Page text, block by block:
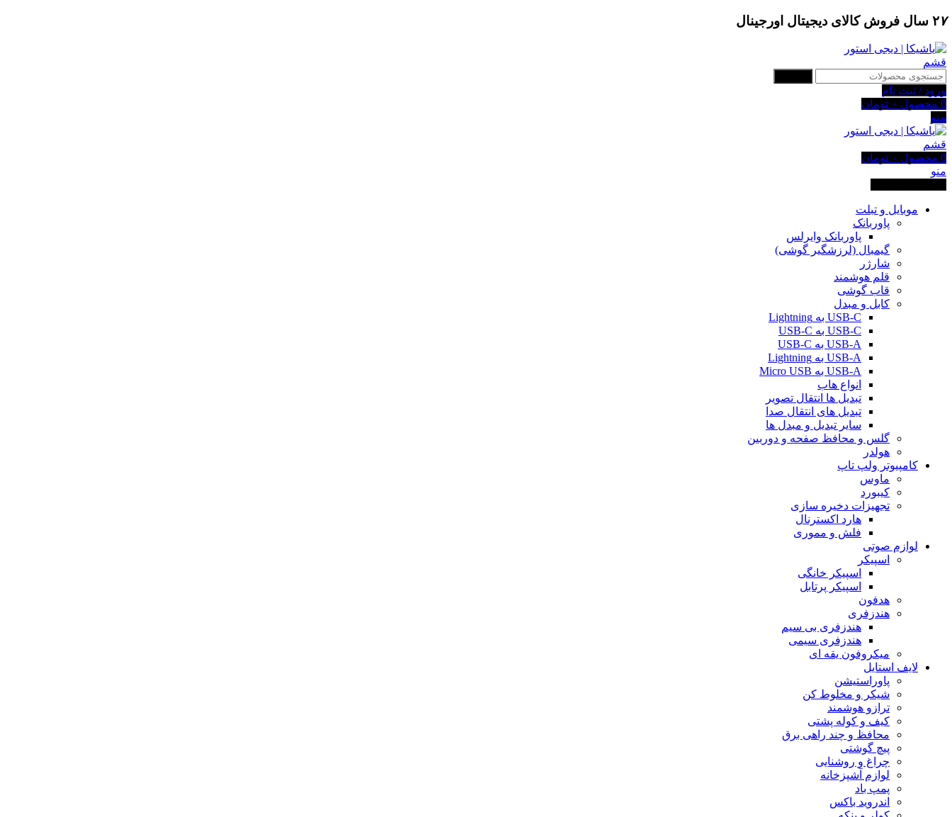
۲۷ سال فروش کالای دیجیتال اورجینال
ورود / ثبت نام
0 محصول ۰ تومان
منو
0 محصول ۰ تومان
منو
موبایل و تبلت
پاوربانک
پاوربانک وایرلس
گیمبال (لرزشگیر گوشی)
شارژر
قلم هوشمند
قاب گوشی
کابل و مبدل
USB-C به Lightning
USB-C به USB-C
USB-A به USB-C
USB-A به Lightning
USB-A به Micro USB
انواع هاب
تبدیل ها انتقال تصویر
تبدیل های انتقال صدا
سایر تبدیل و مبدل ها
گلس و محافظ صفحه و دوربین
هولدر
کامپیوتر ولپ تاپ
ماوس
کیبورد
تجهیزات دخیره سازی
هارد اکسترنال
فلش و مموری
لوازم صوتی
اسپیکر
اسپیکر خانگی
اسپیکر پرتابل
هدفون
هندزفری
هندزفری بی سیم
هندزفری سیمی
میکروفون یقه ای
لایف استایل
پاوراستیشن
شیکر و مخلوط کن
ترازو هوشمند
کیف و کوله پشتی
محافظ و چند راهی برق
پیچ گوشتی
چراغ و روشنایی
لوازم آشپزخانه
پمپ باد
اندروید باکس